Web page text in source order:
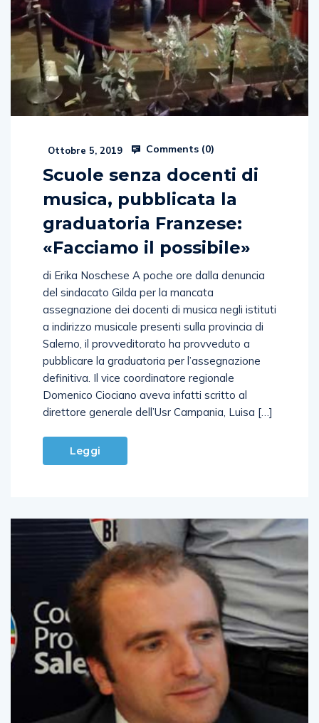
Ottobre 5, 2019 Comments (0)
Scuole senza docenti di
musica, pubblicata la
graduatoria Franzese:
«Facciamo il possibile»
di Erika Noschese A poche ore dalla denuncia
del sindacato Gilda per la mancata
assegnazione dei docenti di musica negli istituti
a indirizzo musicale presenti sulla provincia di
Salerno, il provveditorato ha provveduto a
pubblicare la graduatoria per l’assegnazione
definitiva. Il vice coordinatore regionale
Domenico Ciociano aveva infatti scritto al
direttore generale dell’Usr Campania, Luisa […]
Leggi